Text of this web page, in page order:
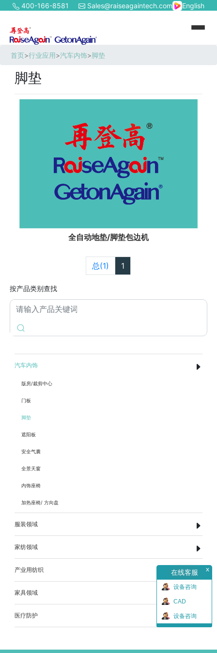
在线客服 x
设备咨询
CAD
设备咨询
400-166-8581 Sales@raiseagaintech.com English
首页>行业应用>汽车内饰>脚垫
按产品类别查找
汽车内饰
版房/裁剪中心
门板
脚垫
遮阳板
安全气囊
全景天窗
内饰座椅
加热座椅/ 方向盘
服装领域
家纺领域
产业用纺织
家具领域
医疗防护
脚垫
全自动地垫/脚垫包边机
总(1) 1